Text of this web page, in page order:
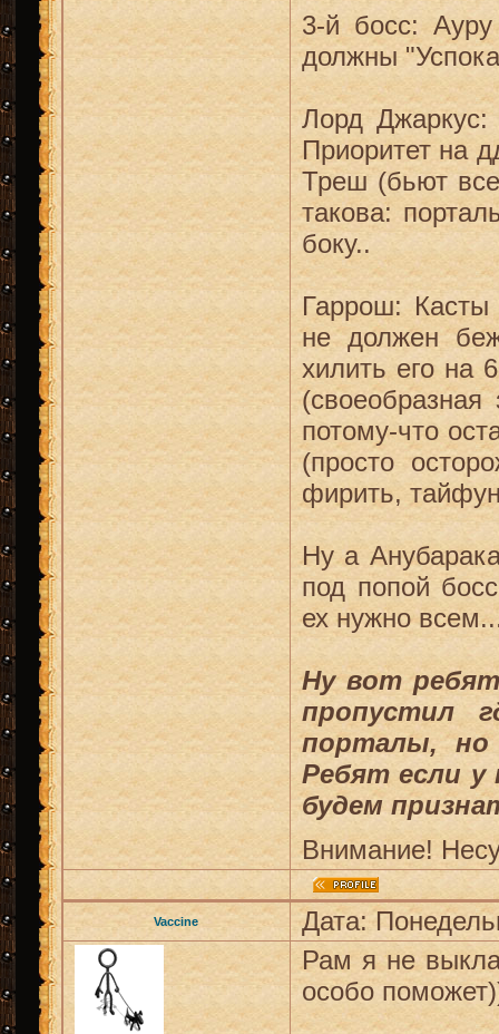
3-й босс:
должны
Лорд
Приоритет на
Треш (бьют
такова:
боку..
Гаррош:
не должен
хилить его на
потому-что
(просто
фирить,
Ну а
под попой
ех нужно
Ну вот
пропустил
порталы, но
Ребят если у
будем
Внимание!
Vaccine
Дата:
Рам я не
особо